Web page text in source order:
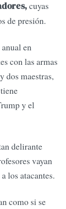
cuyas
de presión.
en
con las armas
dos maestras,
y el
delirante
vayan
los atacantes.
como si se